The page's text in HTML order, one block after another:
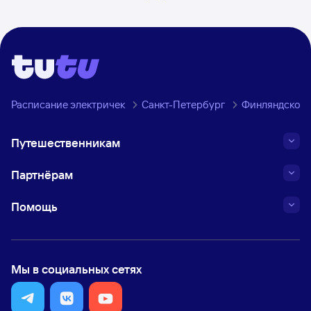
Расписание электричек Санкт-Петербург Финляндское
Путешественникам
Партнёрам
Помощь
Мы в социальных сетях